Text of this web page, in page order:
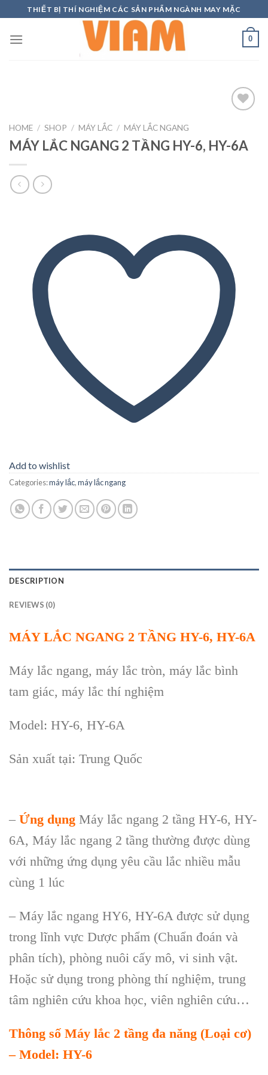
to
content
THIẾT BỊ THÍ NGHIỆM CÁC SẢN PHẨM NGÀNH MAY MẶC
0
Add to
HOME / SHOP / MÁY LẮC / MÁY LẮC NGANG
MÁY LẮC NGANG 2 TẦNG HY-6, HY-6A
Add to wishlist
Categories:máy lắc,máy lắc ngang
DESCRIPTION
REVIEWS (0)
MÁY LẮC NGANG 2 TẦNG HY-6, HY-6A
Máy lắc ngang, máy lắc tròn, máy lắc bình
tam giác, máy lắc thí nghiệm
Model: HY-6, HY-6A
Sản xuất tại: Trung Quốc
– Ứng dụng Máy lắc ngang 2 tầng HY-6, HY-
6A, Máy lắc ngang 2 tầng thường được dùng
với những ứng dụng yêu cầu lắc nhiều mẫu
cùng 1 lúc
– Máy lắc ngang HY6, HY-6A được sử dụng
trong lĩnh vực Dược phẩm (Chuẩn đoán và
phân tích), phòng nuôi cấy mô, vi sinh vật.
Hoặc sử dụng trong phòng thí nghiệm, trung
tâm nghiên cứu khoa học, viên nghiên cứu…
Thông số Máy lắc 2 tầng đa năng (Loại cơ)
– Model: HY-6